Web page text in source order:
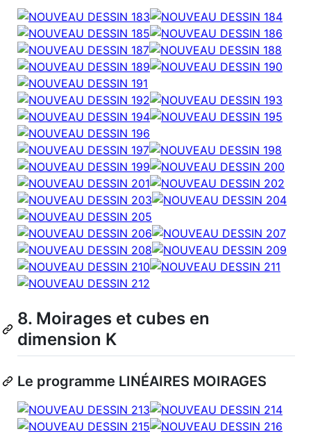
8. Moirages et cubes en
dimension K
Le programme LINÉAIRES MOIRAGES